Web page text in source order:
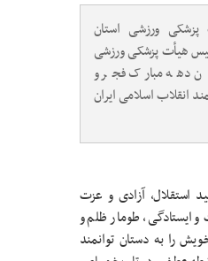
ورزشی استان
هیأت پزشکی ورزشی
دهه مبارک فجر و
انقلاب اسلامی ایران
استقلال، آزادی و عزت
ایستادگی، طومار ظلم و
را به دستان توانمند